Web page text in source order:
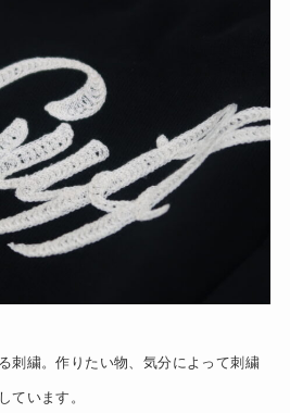
刺繍。作りたい物、気分によって刺繍
ています。